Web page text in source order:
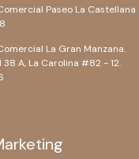
Paseo La Castellana
La Gran Manzana.
38 A, La Carolina #82 - 12.